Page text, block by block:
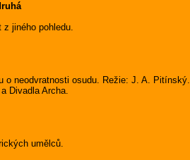
z jiného pohledu.
o neodvratnosti osudu. Režie: J. A. Pitínský.
Divadla Archa.
umělců.